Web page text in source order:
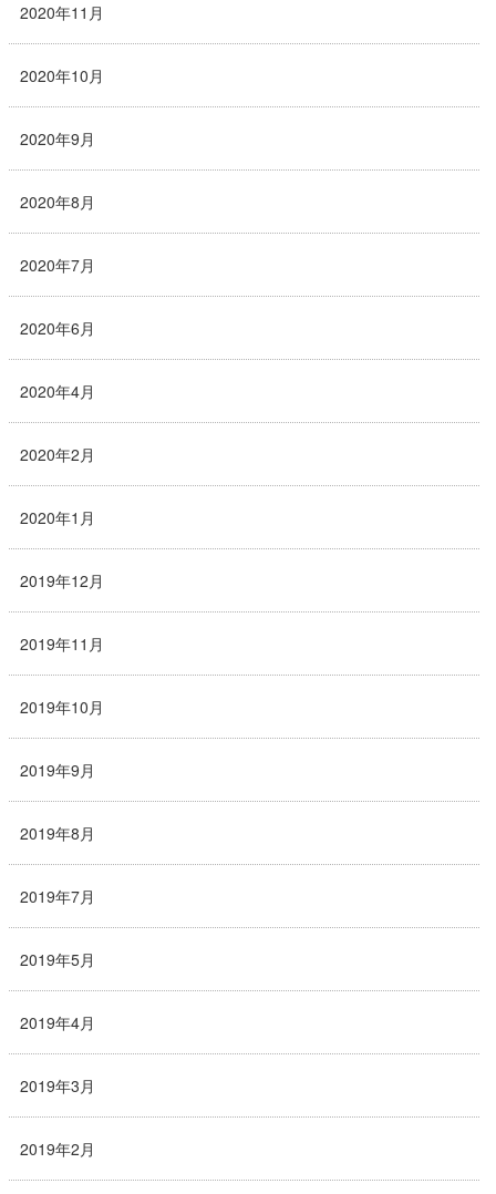
2020年11月
2020年10月
2020年9月
2020年8月
2020年7月
2020年6月
2020年4月
2020年2月
2020年1月
2019年12月
2019年11月
2019年10月
2019年9月
2019年8月
2019年7月
2019年5月
2019年4月
2019年3月
2019年2月